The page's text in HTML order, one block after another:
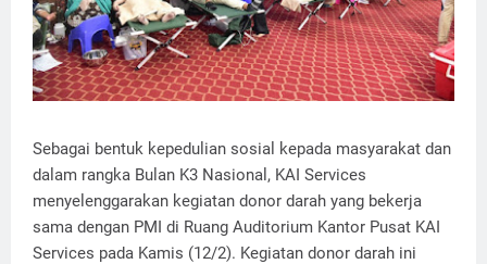
Sebagai bentuk kepedulian sosial kepada masyarakat dan
dalam rangka Bulan K3 Nasional, KAI Services
menyelenggarakan kegiatan donor darah yang bekerja
sama dengan PMI di Ruang Auditorium Kantor Pusat KAI
Services pada Kamis (12/2). Kegiatan donor darah ini